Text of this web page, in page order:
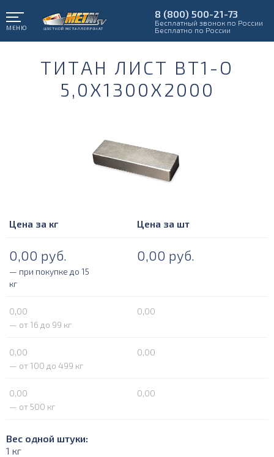
МЕНЮ
8 (800) 500-21-73
Бесплатный звонок по России
Бесплатно по России
ТИТАН ЛИСТ ВТ1-О
5,0Х1300Х2000
Цена за кг Цена за шт
0,00 руб. 0,00 руб.
— при покупке до 15
кг
0,00
0,00
— от 16 до 99 кг
0,00
0,00
— от 100 до 499 кг
0,00
0,00
— от 500 кг
Вес одной штуки:
1 кг